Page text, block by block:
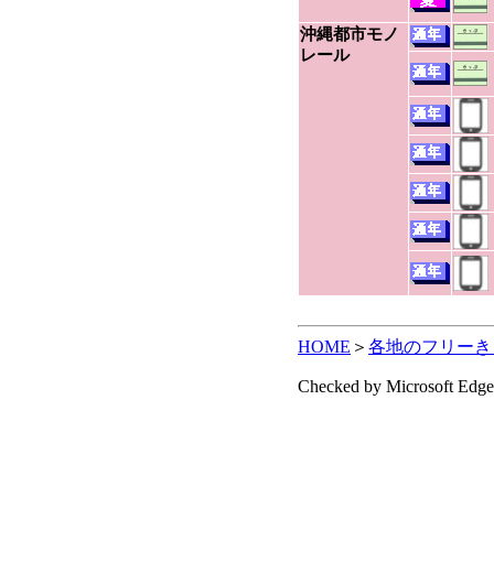
沖縄都市モノ
レール
HOME ＞ 各地のフリー
Checked by Microsoft Edge